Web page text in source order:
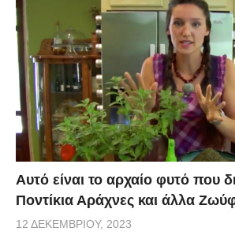
Αυτό είναι το αρχαίο φυτό που
Ποντίκια Αράχνες και άλλα
12 ΔΕΚΕΜΒΡΊΟΥ, 2023